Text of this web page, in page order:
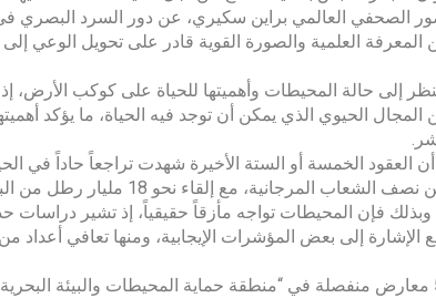
الصحفي العالمي براين سكيري، عن دور السرد البصري في
المعرفة العلمية والصورة القوية قادر على تحويل الوعي
إلى حالة المحيطات وأهميتها للحياة على كوكب الأرض،
وتمثل ما يقارب 98% من المجال الحيوي الذي يمكن أن توجد فيه الحياة، ما
الأسماك الكبيرة، ودمروا أكثر من
إلى بعض المؤشرات الإيجابية، ومنها تعافي أعداد
ويتضمن برنامج “القمة البيئية” 5 معارض منفصلة في “منطقة حماية المحيطات